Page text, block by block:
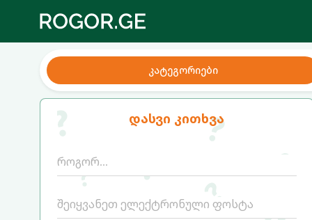
კატეგორიები
დასვი კითხვა